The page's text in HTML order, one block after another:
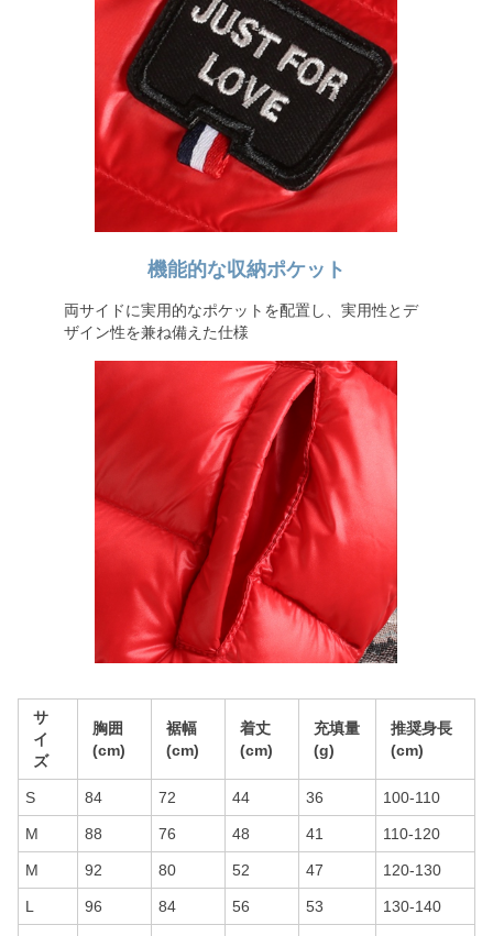
機能的な収納ポケット
両サイドに実用的なポケットを配置し、実用性とデ
ザイン性を兼ね備えた仕様
サ
イ
ズ
胸囲
(cm)
裾幅
(cm)
着丈
(cm)
充填量
(g)
推奨身長
(cm)
S 84 72 44 36 100-110
M 88 76 48 41 110-120
M 92 80 52 47 120-130
L 96 84 56 53 130-140